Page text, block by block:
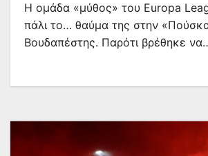
Η ομάδα «μύθος» του Europa
πάλι το… θαύμα της στην
Βουδαπέστης. Παρότι βρέθηκε